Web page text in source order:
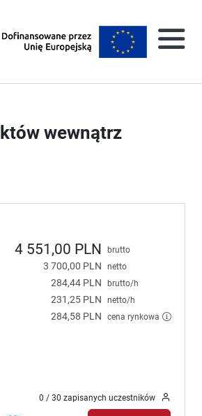
wewnątrz
4 551,00 PLN brutto
3 700,00 PLN netto
284,44 PLN brutto/h
231,25 PLN netto/h
284,58 PLN cena rynkowa
0 / 30 zapisanych uczestników